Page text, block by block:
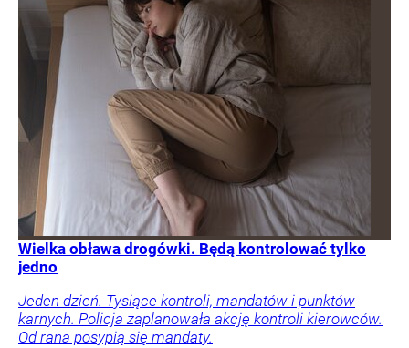
Wielka obława drogówki. Będą kontrolować tylko
jedno
Jeden dzień. Tysiące kontroli, mandatów i punktów
karnych. Policja zaplanowała akcję kontroli kierowców.
Od rana posypią się mandaty.